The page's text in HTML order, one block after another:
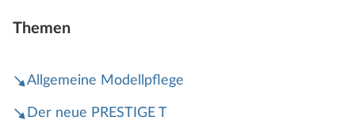
Themen
Allgemeine Modellpflege
Der neue PRESTIGE T